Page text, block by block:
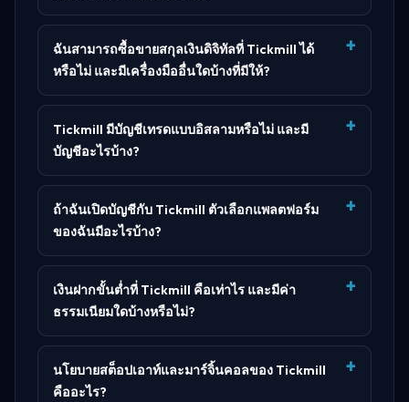
ฉันสามารถซื้อขายสกุลเงินดิจิทัลที่ Tickmill ได้
หรือไม่ และมีเครื่องมืออื่นใดบ้างที่มีให้?
Tickmill มีบัญชีเทรดแบบอิสลามหรือไม่ และมี
บัญชีอะไรบ้าง?
ถ้าฉันเปิดบัญชีกับ Tickmill ตัวเลือกแพลตฟอร์ม
ของฉันมีอะไรบ้าง?
เงินฝากขั้นต่ำที่ Tickmill คือเท่าไร และมีค่า
ธรรมเนียมใดบ้างหรือไม่?
นโยบายสต็อปเอาท์และมาร์จิ้นคอลของ Tickmill
คืออะไร?